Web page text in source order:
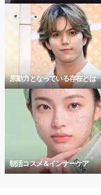
原動力となっている存在とは
朝活コスメ＆インナーケア